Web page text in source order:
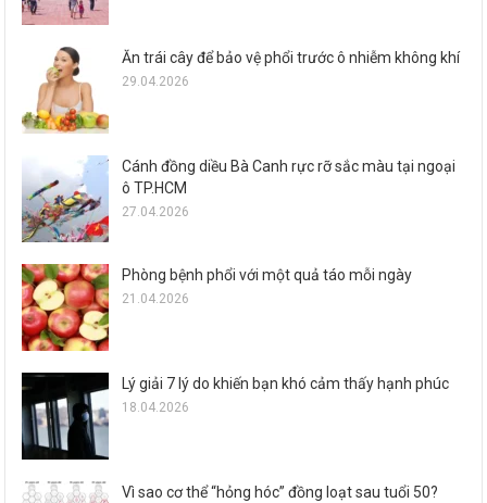
Ăn trái cây để bảo vệ phổi trước ô nhiễm không khí
29.04.2026
Cánh đồng diều Bà Canh rực rỡ sắc màu tại ngoại
ô TP.HCM
27.04.2026
Phòng bệnh phổi với một quả táo mỗi ngày
21.04.2026
Lý giải 7 lý do khiến bạn khó cảm thấy hạnh phúc
18.04.2026
Vì sao cơ thể “hỏng hóc” đồng loạt sau tuổi 50?